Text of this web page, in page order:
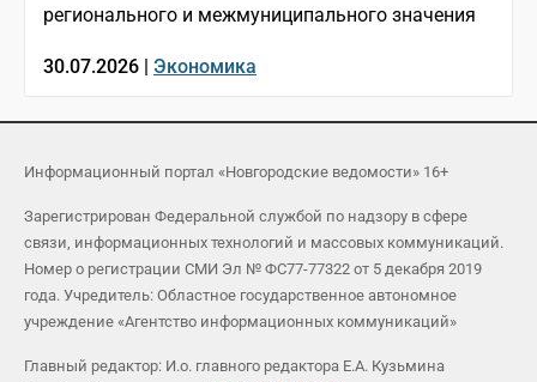
регионального и межмуниципального значения
30.07.2026 | Экономика
Информационный портал «Новгородские ведомости» 16+
Зарегистрирован Федеральной службой по надзору в сфере
связи, информационных технологий и массовых коммуникаций.
Номер о регистрации СМИ Эл № ФС77-77322 от 5 декабря 2019
года. Учредитель: Областное государственное автономное
учреждение «Агентство информационных коммуникаций»
Главный редактор: И.о. главного редактора Е.А. Кузьмина